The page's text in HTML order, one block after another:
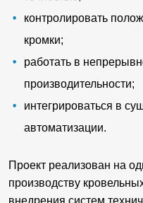
контролировать
кромки;
работать в
производительности;
интегрироваться в
автоматизации.
Проект реализован на
производству
внедрения систем